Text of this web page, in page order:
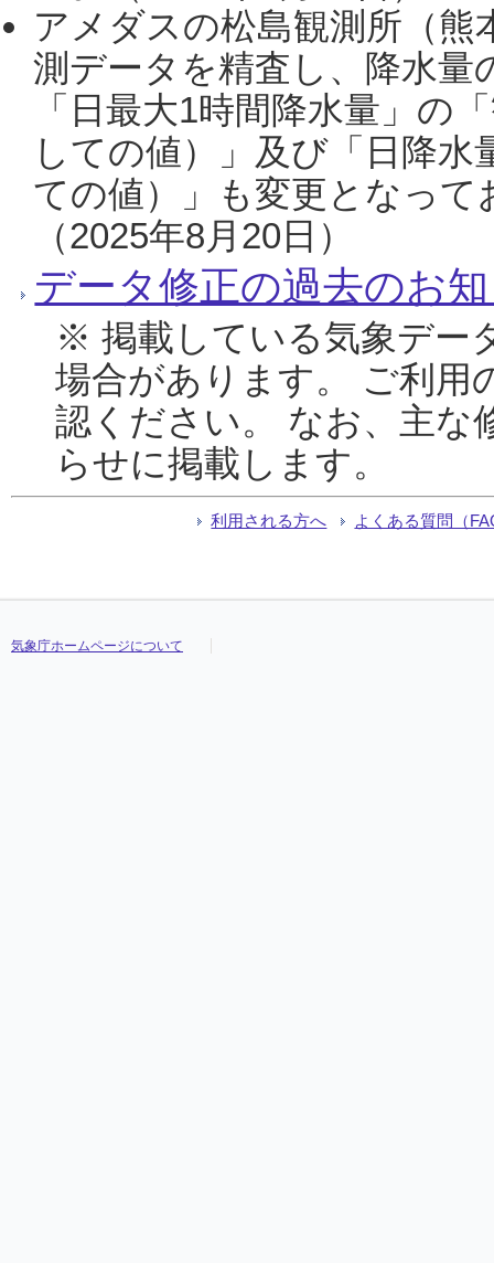
アメダスの松島観測所（熊
測データを精査し、降水
「日最大1時間降水量」の
しての値）」及び「日降
ての値）」も変更となっ
（2025年8月20日）
データ修正の過去のお
※ 掲載している気象デー
場合があります。 ご利用
認ください。 なお、主な
らせに掲載します。
利用される方へ よくある質問（
気象庁ホームページについて